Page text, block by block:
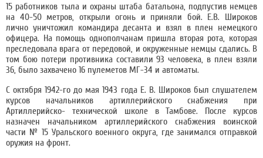
15 работников тыла и охраны штаба батальона, подпустив немцев
на 40-50 метров, открыли огонь и приняли бой. Е.В. Широков
лично уничтожил командира десанта и взял в плен немецкого
офицера. На помощь однополчанам пришла вторая рота, которая
преследовала врага от передовой, и окруженные немцы сдались. В
том бою потери противника составили 93 человека, в плен взяли
36, было захвачено 16 пулеметов МГ-34 и автоматы.
С октября 1942-го до мая 1943 года Е. В. Широков был слушателем
курсов начальников артиллерийского снабжения при
Артиллерийско- технической школе в Тамбове. После курсов
назначен начальником артиллерийского снабжения воинской
части № 15 Уральского военного округа, где занимался отправкой
оружия на фронт.